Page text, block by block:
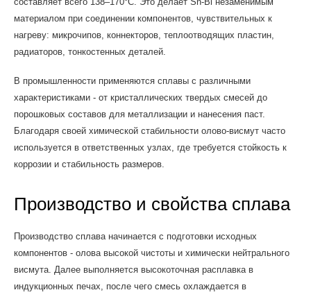
материалом при соединении компонентов, чувствительных к
нагреву: микрочипов, коннекторов, теплоотводящих пластин,
радиаторов, тонкостенных деталей.
В промышленности применяются сплавы с различными
характеристиками - от кристаллических твердых смесей до
порошковых составов для металлизации и нанесения паст.
Благодаря своей химической стабильности олово-висмут часто
используется в ответственных узлах, где требуется стойкость к
коррозии и стабильность размеров.
Производство и свойства сплава
Производство сплава начинается с подготовки исходных
компонентов - олова высокой чистоты и химически нейтрального
висмута. Далее выполняется высокоточная расплавка в
индукционных печах, после чего смесь охлаждается в